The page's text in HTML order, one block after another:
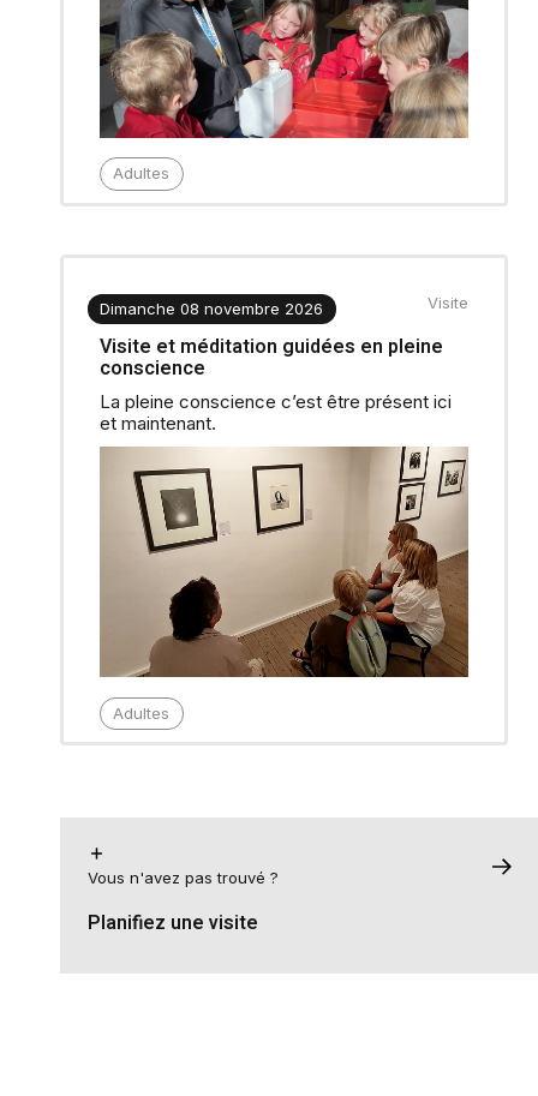
Adultes
Dimanche 08 novembre 2026
Visite et méditation guidées en pleine
conscience
La pleine conscience c’est être présent ici
et maintenant.
Visite
Adultes
Vous n'avez pas trouvé ?
Planifiez une visite